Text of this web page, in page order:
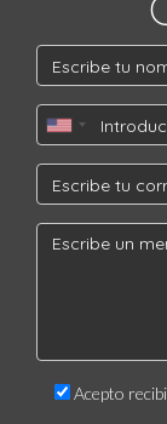
¿Es
Si bien
inmobiliario
profundo del
maximizar el
El tiempo de
activo como
Acepto